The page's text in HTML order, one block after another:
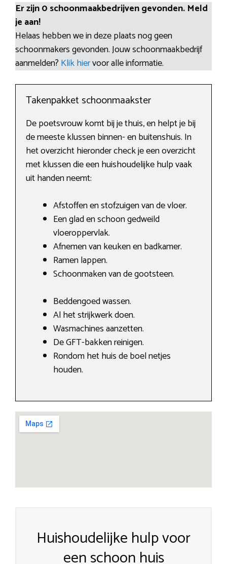
Er zijn 0 schoonmaakbedrijven gevonden. Meld
je aan!
Helaas hebben we in deze plaats nog geen
schoonmakers gevonden. Jouw schoonmaakbedrijf
aanmelden? Klik hiervoor alle informatie.
Takenpakket schoonmaakster
De poetsvrouw komt bij je thuis, en helpt je bij
de meeste klussen binnen- en buitenshuis. In
het overzicht hieronder check je een overzicht
met klussen die een huishoudelijke hulp vaak
uit handen neemt:
Afstoffen en stofzuigen van de vloer.
Een glad en schoon gedweild
vloeroppervlak.
Afnemen van keuken en badkamer.
Ramen lappen.
Schoonmaken van de gootsteen.
Beddengoed wassen.
Al het strijkwerk doen.
Wasmachines aanzetten.
De GFT-bakken reinigen.
Rondom het huis de boel netjes
houden.
Huishoudelijke hulp voor
een schoon huis